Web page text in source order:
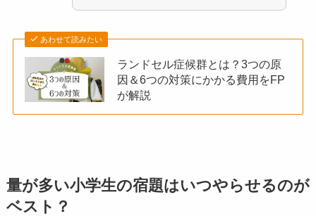
あわせて読みたい
ランドセル症候群とは？3つの原
因＆6つの対策にかかる費用をFP
が解説
量が多い小学生の宿題はいつやらせるのが
ベスト？